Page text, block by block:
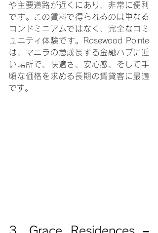
や主要道路が近くにあり、非常に便利
です。この賃料で得られるのは単なる
コンドミニアムではなく、完全なコミ
ュニティ体験です。Rosewood Pointe
は、マニラの急成長する金融ハブに近
い場所で、快適さ、安心感、そして手
頃な価格を求める長期の賃貸客に最適
です。
3. Grace Residences –